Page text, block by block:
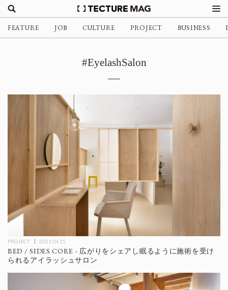
FEATURE JOB CULTURE PROJECT BUSINESS
#EyelashSalon
PROJECT 2021.04.15
BED / SIDES CORE - 広がりをシェアし眠るように施術を受け
られるアイラッシュサロン